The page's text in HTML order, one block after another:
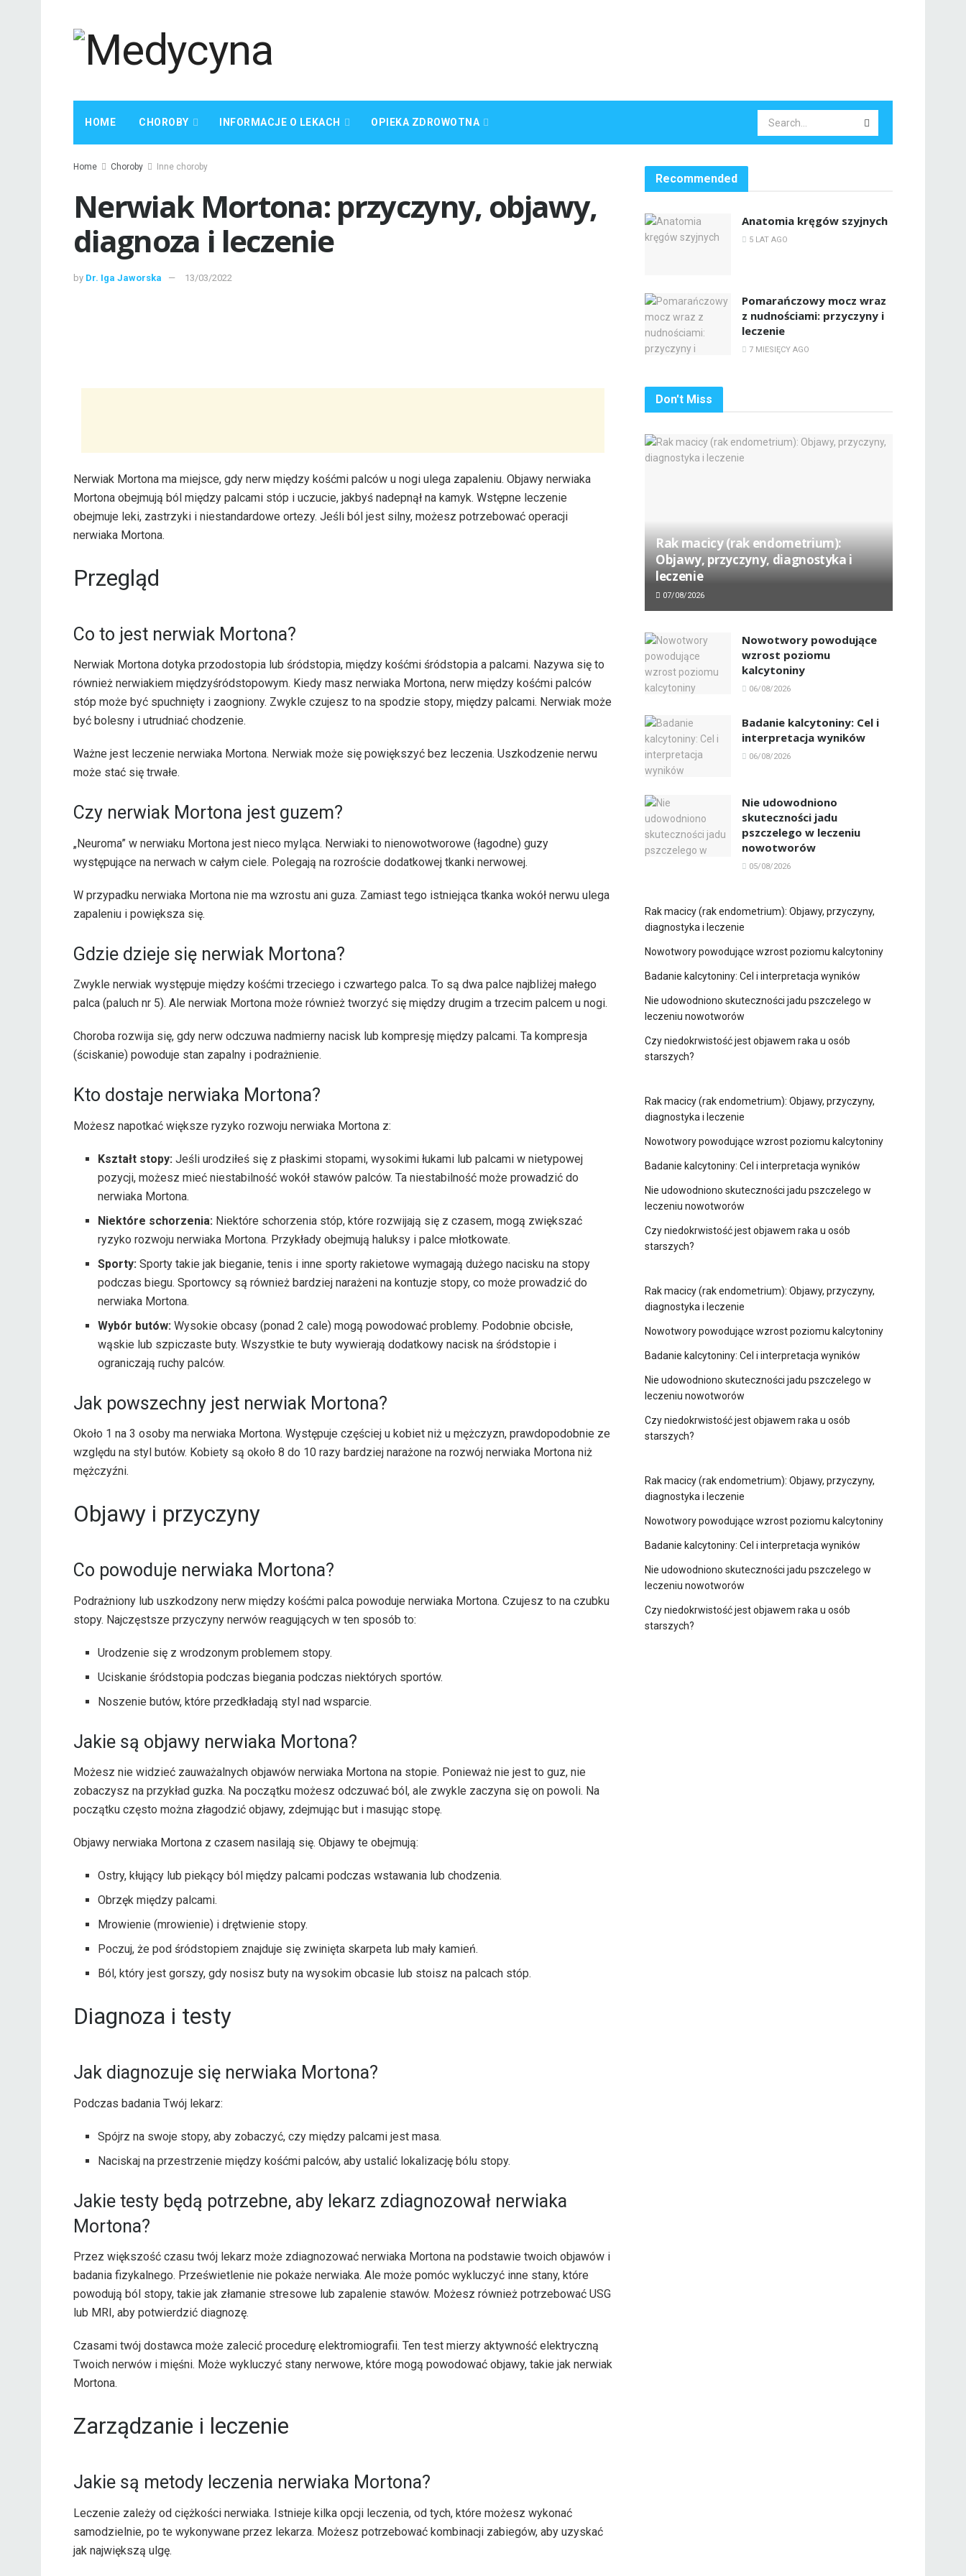
HOME CHOROBY INFORMACJE O LEKACH OPIEKA ZDROWOTNA
Home Choroby Inne choroby
Nerwiak Mortona: przyczyny, objawy,
diagnoza i leczenie
by Dr. Iga Jaworska 13/03/2022
Nerwiak Mortona ma miejsce, gdy nerw między kośćmi palców u nogi ulega zapaleniu. Objawy nerwiaka
Mortona obejmują ból między palcami stóp i uczucie, jakbyś nadepnął na kamyk. Wstępne leczenie
obejmuje leki, zastrzyki i niestandardowe ortezy. Jeśli ból jest silny, możesz potrzebować operacji
nerwiaka Mortona.
Przegląd
Co to jest nerwiak Mortona?
Nerwiak Mortona dotyka przodostopia lub śródstopia, między kośćmi śródstopia a palcami. Nazywa się to
również nerwiakiem międzyśródstopowym. Kiedy masz nerwiaka Mortona, nerw między kośćmi palców
stóp może być spuchnięty i zaogniony. Zwykle czujesz to na spodzie stopy, między palcami. Nerwiak może
być bolesny i utrudniać chodzenie.
Ważne jest leczenie nerwiaka Mortona. Nerwiak może się powiększyć bez leczenia. Uszkodzenie nerwu
może stać się trwałe.
Czy nerwiak Mortona jest guzem?
„Neuroma” w nerwiaku Mortona jest nieco myląca. Nerwiaki to nienowotworowe (łagodne) guzy
występujące na nerwach w całym ciele. Polegają na rozroście dodatkowej tkanki nerwowej.
W przypadku nerwiaka Mortona nie ma wzrostu ani guza. Zamiast tego istniejąca tkanka wokół nerwu ulega
zapaleniu i powiększa się.
Gdzie dzieje się nerwiak Mortona?
Zwykle nerwiak występuje między kośćmi trzeciego i czwartego palca. To są dwa palce najbliżej małego
palca (paluch nr 5). Ale nerwiak Mortona może również tworzyć się między drugim a trzecim palcem u nogi.
Choroba rozwija się, gdy nerw odczuwa nadmierny nacisk lub kompresję między palcami. Ta kompresja
(ściskanie) powoduje stan zapalny i podrażnienie.
Kto dostaje nerwiaka Mortona?
Możesz napotkać większe ryzyko rozwoju nerwiaka Mortona z:
Kształt stopy: Jeśli urodziłeś się z płaskimi stopami, wysokimi łukami lub palcami w nietypowej
pozycji, możesz mieć niestabilność wokół stawów palców. Ta niestabilność może prowadzić do
nerwiaka Mortona.
Niektóre schorzenia: Niektóre schorzenia stóp, które rozwijają się z czasem, mogą zwiększać
ryzyko rozwoju nerwiaka Mortona. Przykłady obejmują haluksy i palce młotkowate.
Sporty: Sporty takie jak bieganie, tenis i inne sporty rakietowe wymagają dużego nacisku na stopy
podczas biegu. Sportowcy są również bardziej narażeni na kontuzje stopy, co może prowadzić do
nerwiaka Mortona.
Wybór butów: Wysokie obcasy (ponad 2 cale) mogą powodować problemy. Podobnie obcisłe,
wąskie lub szpiczaste buty. Wszystkie te buty wywierają dodatkowy nacisk na śródstopie i
ograniczają ruchy palców.
Jak powszechny jest nerwiak Mortona?
Około 1 na 3 osoby ma nerwiaka Mortona. Występuje częściej u kobiet niż u mężczyzn, prawdopodobnie ze
względu na styl butów. Kobiety są około 8 do 10 razy bardziej narażone na rozwój nerwiaka Mortona niż
mężczyźni.
Objawy i przyczyny
Co powoduje nerwiaka Mortona?
Podrażniony lub uszkodzony nerw między kośćmi palca powoduje nerwiaka Mortona. Czujesz to na czubku
stopy. Najczęstsze przyczyny nerwów reagujących w ten sposób to:
Urodzenie się z wrodzonym problemem stopy.
Uciskanie śródstopia podczas biegania podczas niektórych sportów.
Noszenie butów, które przedkładają styl nad wsparcie.
Jakie są objawy nerwiaka Mortona?
Możesz nie widzieć zauważalnych objawów nerwiaka Mortona na stopie. Ponieważ nie jest to guz, nie
zobaczysz na przykład guzka. Na początku możesz odczuwać ból, ale zwykle zaczyna się on powoli. Na
początku często można złagodzić objawy, zdejmując but i masując stopę.
Objawy nerwiaka Mortona z czasem nasilają się. Objawy te obejmują:
Ostry, kłujący lub piekący ból między palcami podczas wstawania lub chodzenia.
Obrzęk między palcami.
Mrowienie (mrowienie) i drętwienie stopy.
Poczuj, że pod śródstopiem znajduje się zwinięta skarpeta lub mały kamień.
Ból, który jest gorszy, gdy nosisz buty na wysokim obcasie lub stoisz na palcach stóp.
Diagnoza i testy
Jak diagnozuje się nerwiaka Mortona?
Podczas badania Twój lekarz:
Spójrz na swoje stopy, aby zobaczyć, czy między palcami jest masa.
Naciskaj na przestrzenie między kośćmi palców, aby ustalić lokalizację bólu stopy.
Jakie testy będą potrzebne, aby lekarz zdiagnozował nerwiaka
Mortona?
Przez większość czasu twój lekarz może zdiagnozować nerwiaka Mortona na podstawie twoich objawów i
badania fizykalnego. Prześwietlenie nie pokaże nerwiaka. Ale może pomóc wykluczyć inne stany, które
powodują ból stopy, takie jak złamanie stresowe lub zapalenie stawów. Możesz również potrzebować USG
lub MRI, aby potwierdzić diagnozę.
Czasami twój dostawca może zalecić procedurę elektromiografii. Ten test mierzy aktywność elektryczną
Twoich nerwów i mięśni. Może wykluczyć stany nerwowe, które mogą powodować objawy, takie jak nerwiak
Mortona.
Zarządzanie i leczenie
Jakie są metody leczenia nerwiaka Mortona?
Leczenie zależy od ciężkości nerwiaka. Istnieje kilka opcji leczenia, od tych, które możesz wykonać
samodzielnie, po te wykonywane przez lekarza. Możesz potrzebować kombinacji zabiegów, aby uzyskać
jak największą ulgę.
Recommended
Anatomia kręgów szyjnych
5 LAT AGO
Pomarańczowy mocz wraz
z nudnościami: przyczyny i
leczenie
7 MIESIĘCY AGO
Don't Miss
Rak macicy (rak endometrium):
Objawy, przyczyny, diagnostyka i
leczenie
07/08/2026
Nowotwory powodujące
wzrost poziomu
kalcytoniny
06/08/2026
Badanie kalcytoniny: Cel i
interpretacja wyników
06/08/2026
Nie udowodniono
skuteczności jadu
pszczelego w leczeniu
nowotworów
05/08/2026
Rak macicy (rak endometrium): Objawy, przyczyny,
diagnostyka i leczenie
Nowotwory powodujące wzrost poziomu kalcytoniny
Badanie kalcytoniny: Cel i interpretacja wyników
Nie udowodniono skuteczności jadu pszczelego w
leczeniu nowotworów
Czy niedokrwistość jest objawem raka u osób
starszych?
Rak macicy (rak endometrium): Objawy, przyczyny,
diagnostyka i leczenie
Nowotwory powodujące wzrost poziomu kalcytoniny
Badanie kalcytoniny: Cel i interpretacja wyników
Nie udowodniono skuteczności jadu pszczelego w
leczeniu nowotworów
Czy niedokrwistość jest objawem raka u osób
starszych?
Rak macicy (rak endometrium): Objawy, przyczyny,
diagnostyka i leczenie
Nowotwory powodujące wzrost poziomu kalcytoniny
Badanie kalcytoniny: Cel i interpretacja wyników
Nie udowodniono skuteczności jadu pszczelego w
leczeniu nowotworów
Czy niedokrwistość jest objawem raka u osób
starszych?
Rak macicy (rak endometrium): Objawy, przyczyny,
diagnostyka i leczenie
Nowotwory powodujące wzrost poziomu kalcytoniny
Badanie kalcytoniny: Cel i interpretacja wyników
Nie udowodniono skuteczności jadu pszczelego w
leczeniu nowotworów
Czy niedokrwistość jest objawem raka u osób
starszych?